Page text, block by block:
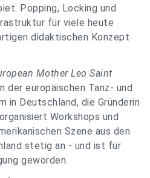
Popping, Locking und
für viele heute
didaktischen Konzept
Mother Leo Saint
europäischen Tanz- und
in Deutschland, die Gründerin
Workshops und
Szene aus den
stetig an - und ist für
geworden.